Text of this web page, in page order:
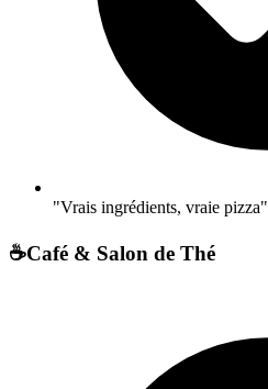
"Vrais ingrédients, vraie pizza"
☕Café & Salon de Thé